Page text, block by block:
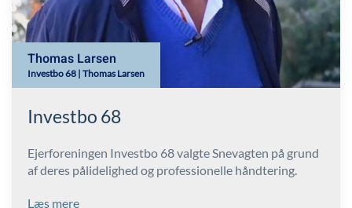
Thomas Larsen
Investbo 68 | Thomas Larsen
Investbo 68
Ejerforeningen Investbo 68 valgte Snevagten på grund
af deres pålidelighed og professionelle håndtering.
Læs mere